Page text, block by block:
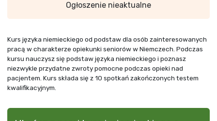
Ogłoszenie nieaktualne
Kurs języka niemieckiego od podstaw dla osób zainteresowanych
pracą w charakterze opiekunki seniorów w Niemczech. Podczas
kursu nauczysz się podstaw języka niemieckiego i poznasz
niezwykle przydatne zwroty pomocne podczas opieki nad
pacjentem. Kurs składa się z 10 spotkań zakończonych testem
kwalifikacyjnym.